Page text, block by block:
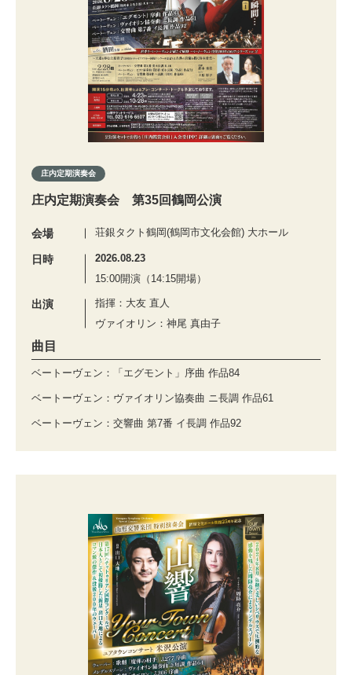
庄内定期演奏会
庄内定期演奏会 第35回鶴岡公演
会場 荘銀タクト鶴岡(鶴岡市文化会館) 大ホール
日時
2026.08.23
15:00開演（14:15開場）
出演
指揮：大友 直人
ヴァイオリン：神尾 真由子
曲目
ベートーヴェン：「エグモント」序曲 作品84
ベートーヴェン：ヴァイオリン協奏曲 ニ長調 作品61
ベートーヴェン：交響曲 第7番 イ長調 作品92